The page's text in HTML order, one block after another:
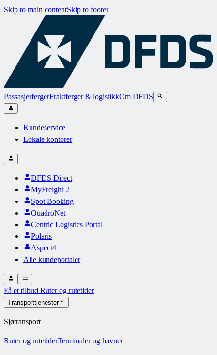
Skip to main contentSkip to footer
PassasjerfergerFraktferger & logistikkOm DFDS
Kundeservice
Lokale kontorer
DFDS Direct
MyFreight 2
Spot Booking
QuadroNet
Centric Logistics Portal
Polaris
Aspect4
Alle kundeportaler
Få et tilbud Ruter og rutetider
Transporttjenester
Sjøtransport
Ruter og rutetiderTerminaler og havner